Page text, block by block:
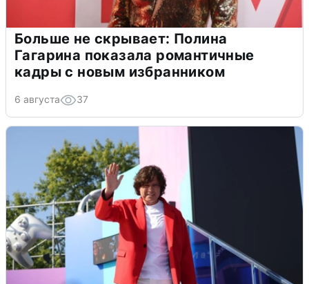
Больше не скрывает: Полина
Гагарина показала романтичные
кадры с новым избранником
6 августа 37